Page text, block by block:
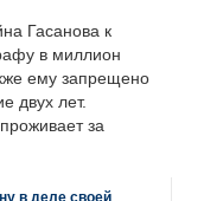
Гасанова к
в миллион
ему запрещено
двух лет.
за
в деле своей